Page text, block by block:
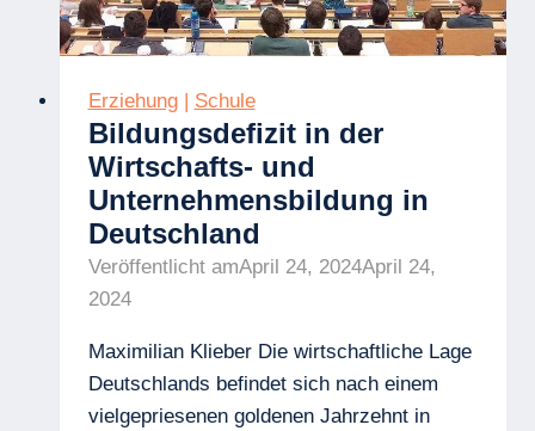
Erziehung| Schule
Bildungsdefizit in der
Wirtschafts- und
Unternehmensbildung in
Deutschland
Veröffentlicht amApril 24, 2024April 24,
2024
Maximilian Klieber Die wirtschaftliche Lage
Deutschlands befindet sich nach einem
vielgepriesenen goldenen Jahrzehnt in